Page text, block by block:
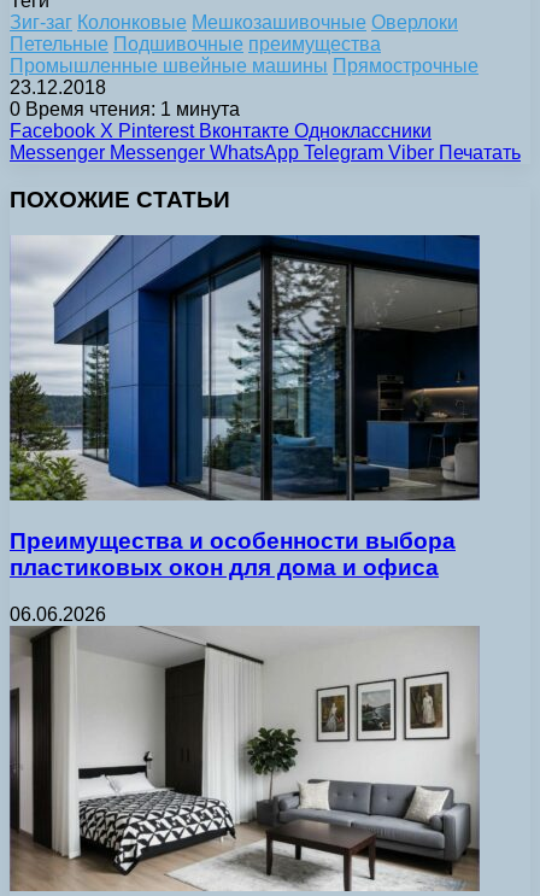
Зиг-заг Колонковые Мешкозашивочные Оверлоки
Петельные Подшивочные преимущества
Промышленные швейные машины Прямострочные
23.12.2018
0 Время чтения: 1 минута
Facebook X Pinterest Вконтакте Одноклассники
Messenger Messenger WhatsApp Telegram Viber Печатать
ПОХОЖИЕ СТАТЬИ
Преимущества и особенности выбора
пластиковых окон для дома и офиса
06.06.2026